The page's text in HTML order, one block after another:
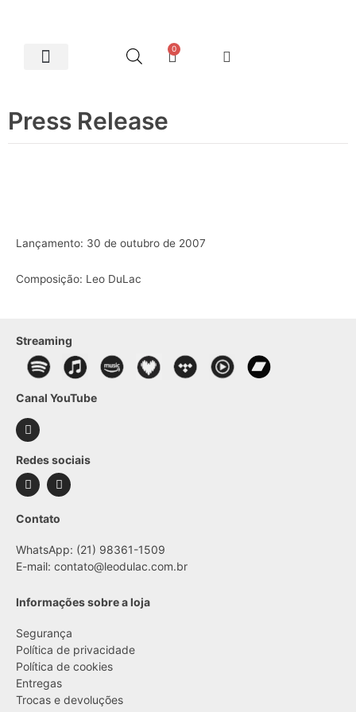
0
Press Release
Lançamento: 30 de outubro de 2007
Composição: Leo DuLac
Streaming
Canal YouTube
Redes sociais
Contato
WhatsApp: (21) 98361-1509
E-mail: contato@leodulac.com.br
Informações sobre a loja
Segurança
Política de privacidade
Política de cookies
Entregas
Trocas e devoluções